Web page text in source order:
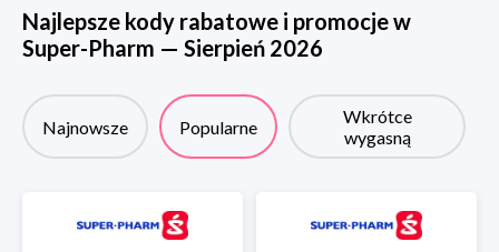
Najlepsze kody rabatowe i promocje w
Super-Pharm — Sierpień 2026
Najnowsze Popularne
Wkrótce
wygasną